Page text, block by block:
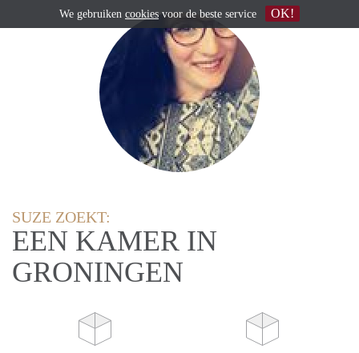
SUZE ZOEKT:
EEN KAMER IN
GRONINGEN
We gebruiken cookiesvoor de beste service OK!